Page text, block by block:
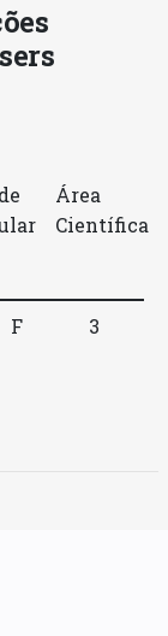
Área
Científica
F 3